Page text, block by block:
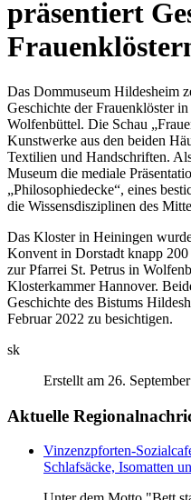
präsentiert
Das Dommuseum Hildesheim
Geschichte der Frauenklöster
Wolfenbüttel. Die Schau
Kunstwerke aus den beiden
Textilien und Handschriften.
Museum die mediale
„Philosophiedecke“, eines
die Wissensdisziplinen des
Das Kloster in Heiningen
Konvent in Dorstadt knapp 200
zur Pfarrei St. Petrus in
Klosterkammer Hannover.
Geschichte des Bistums
Februar 2022 zu besichtigen.
sk
Erstellt am 26.
Aktuelle
Vinzenzpforten-
Schlafsäcke, Isomatten